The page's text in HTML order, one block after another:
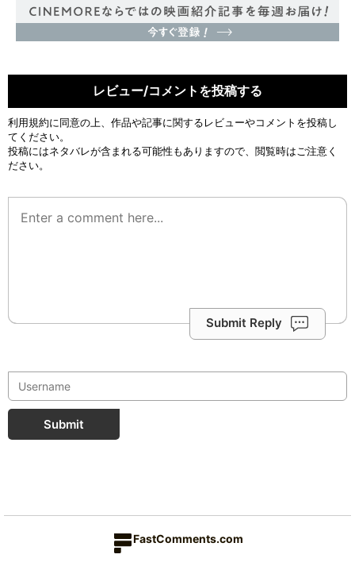
レビュー/コメントを投稿する
利用規約に同意の上、作品や記事に関するレビューやコメントを投稿し
てください。
投稿にはネタバレが含まれる可能性もありますので、閲覧時はご注意く
ださい。
Submit Reply
Submit
FastComments.com